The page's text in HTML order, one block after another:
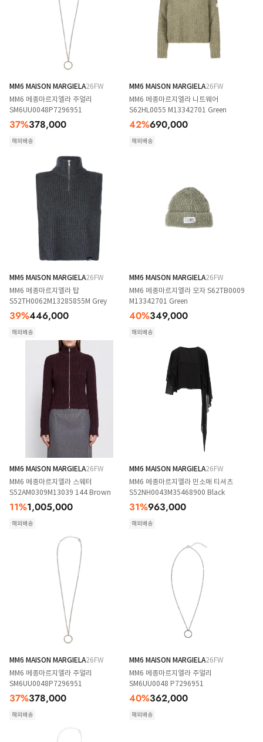
MM6 MAISON MARGIELA26FW
MM6 메종마르지엘라 주얼리
SM6UU0048P7296951
37%378,000
해외배송
MM6 MAISON MARGIELA26FW
MM6 메종마르지엘라 니트웨어
S62HL0055 M13342701 Green
42%690,000
해외배송
MM6 MAISON MARGIELA26FW
MM6 메종마르지엘라 탑
S52TH0062M13285855M Grey
39%446,000
해외배송
MM6 MAISON MARGIELA26FW
MM6 메종마르지엘라 모자 S62TB0009
M13342701 Green
40%349,000
해외배송
MM6 MAISON MARGIELA26FW
MM6 메종마르지엘라 스웨터
S52AM0309M13039 144 Brown
11%1,005,000
해외배송
MM6 MAISON MARGIELA26FW
MM6 메종마르지엘라 민소매 티셔츠
S52NH0043M35468900 Black
31%963,000
해외배송
MM6 MAISON MARGIELA26FW
MM6 메종마르지엘라 주얼리
SM6UU0048P7296951
37%378,000
해외배송
MM6 MAISON MARGIELA26FW
MM6 메종마르지엘라 주얼리
SM6UU0048 P7296951
40%362,000
해외배송